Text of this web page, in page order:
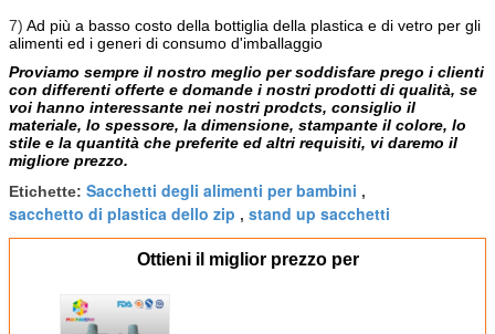
7) Ad più a basso costo della bottiglia della plastica e di vetro per gli
alimenti ed i generi di consumo d'imballaggio
Proviamo sempre il nostro meglio per soddisfare prego i clienti
con differenti offerte e domande i nostri prodotti di qualità, se
voi hanno interessante nei nostri prodcts, consiglio il
materiale, lo spessore, la dimensione, stampante il colore, lo
stile e la quantità che preferite ed altri requisiti, vi daremo il
migliore prezzo.
Etichette: Sacchetti degli alimenti per bambini ,
sacchetto di plastica dello zip , stand up sacchetti
Ottieni il miglior prezzo per